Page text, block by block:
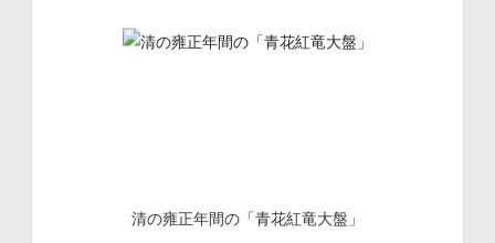
清の雍正年間の「青花紅竜大盤」